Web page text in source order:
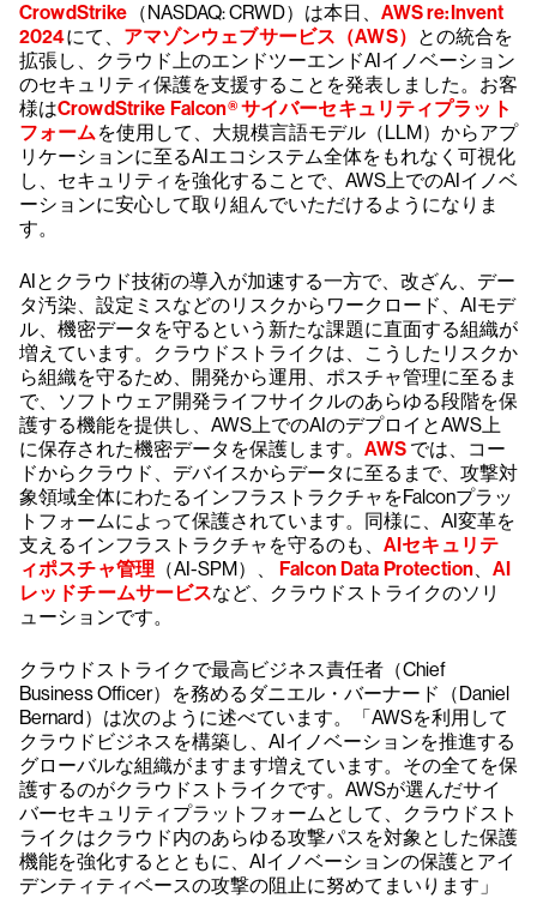
CrowdStrike （NASDAQ: CRWD）は本日、 AWS re:Invent
2024にて、 アマゾンウェブサービス（AWS） との統合を
拡張し、クラウド上のエンドツーエンドAIイノベーション
のセキュリティ保護を支援することを発表しました。お客
様はCrowdStrike Falcon® サイバーセキュリティプラット
フォームを使用して、大規模言語モデル（LLM）からアプ
リケーションに至るAIエコシステム全体をもれなく可視化
し、セキュリティを強化することで、AWS上でのAIイノベ
ーションに安心して取り組んでいただけるようになりま
す。
AIとクラウド技術の導入が加速する一方で、改ざん、デー
タ汚染、設定ミスなどのリスクからワークロード、AIモデ
ル、機密データを守るという新たな課題に直面する組織が
増えています。クラウドストライクは、こうしたリスクか
ら組織を守るため、開発から運用、ポスチャ管理に至るま
で、ソフトウェア開発ライフサイクルのあらゆる段階を保
護する機能を提供し、AWS上でのAIのデプロイとAWS上
に保存された機密データを保護します。 AWS では、コー
ドからクラウド、デバイスからデータに至るまで、攻撃対
象領域全体にわたるインフラストラクチャをFalconプラッ
トフォームによって保護されています。同様に、AI変革を
支えるインフラストラクチャを守るのも、 AIセキュリテ
ィポスチャ管理 （AI-SPM）、 Falcon Data Protection、AI
レッドチームサービスなど、クラウドストライクのソリ
ューションです。
クラウドストライクで最高ビジネス責任者（Chief
Business Officer）を務めるダニエル・バーナード（Daniel
Bernard）は次のように述べています。「AWSを利用して
クラウドビジネスを構築し、AIイノベーションを推進する
グローバルな組織がますます増えています。その全てを保
護するのがクラウドストライクです。AWSが選んだサイ
バーセキュリティプラットフォームとして、クラウドスト
ライクはクラウド内のあらゆる攻撃パスを対象とした保護
機能を強化するとともに、AIイノベーションの保護とアイ
デンティティベースの攻撃の阻止に努めてまいります」